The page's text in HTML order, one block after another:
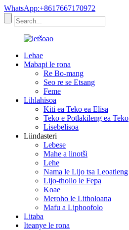
WhatsApp:+8617667170972
Lehae
Mabapi le rona
Re Bo-mang
Seo re se Etsang
Feme
Lihlahisoa
Kiti ea Teko ea Elisa
Teko e Potlakileng ea Teko
Lisebelisoa
Liindasteri
Lebese
Mahe a linotši
Lehe
Nama le Lijo tsa Leoatleng
Lijo-thollo le Fepa
Koae
Meroho le Litholoana
Mafu a Liphoofolo
Litaba
Iteanye le rona